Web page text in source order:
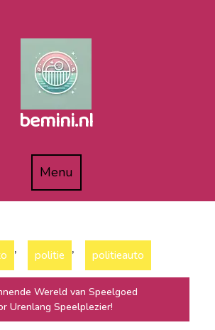
bemini.nl
MenuMenu
, politie , politieauto
Wereld van Speelgoed
Urenlang Speelplezier!